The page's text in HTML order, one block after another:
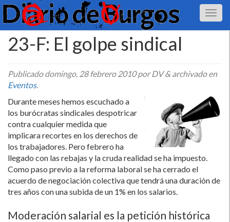
23-F: El golpe sindical
Publicadodomingo, 28 febrero 2010por DV&archivado en
Eventos.
Durante meses hemos escuchado a
los burócratas sindicales despotricar
contra cualquier medida que
implicara recortes en los derechos de
los trabajadores. Pero febrero ha
llegado con las rebajas y la cruda realidad se ha impuesto.
Como paso previo a la reforma laboral se ha cerrado el
acuerdo de negociación colectiva que tendrá una duración de
tres años con una subida de un 1% en los salarios.
Moderación salarial es la petición histórica